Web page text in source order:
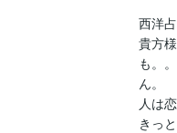
西洋
貴方
も。
ん。
人は
きっ